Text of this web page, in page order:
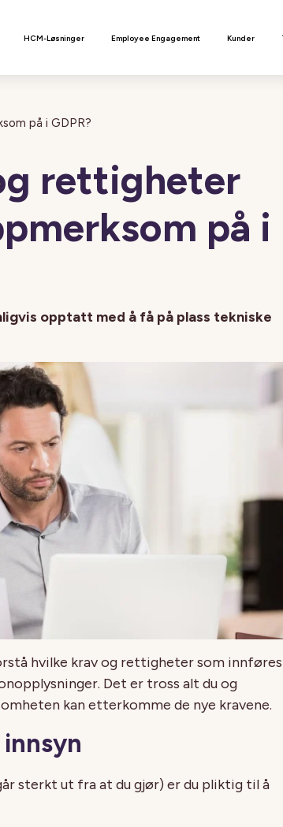
HCM-Løsninger Employee Engagement Kunder
på i GDPR?
rettigheter
på i
opptatt med å få på plass tekniske
hvilke krav og rettigheter som innføres
Det er tross alt du og
kan etterkomme de nye kravene.
sterkt ut fra at du gjør) er du pliktig til å